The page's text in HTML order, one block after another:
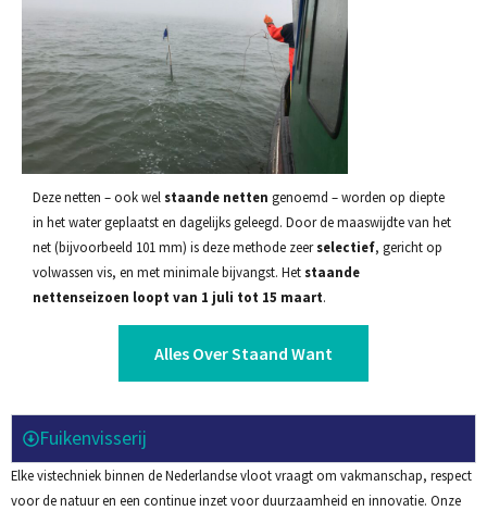
Deze netten – ook wel staande netten genoemd – worden op diepte
in het water geplaatst en dagelijks geleegd. Door de maaswijdte van het
net (bijvoorbeeld 101 mm) is deze methode zeerselectief, gericht op
volwassen vis, en met minimale bijvangst. Het staande
nettenseizoen loopt van 1 juli tot 15 maart.
Alles Over Staand Want
Fuikenvisserij
Elke vistechniek binnen de Nederlandse vloot vraagt om vakmanschap, respect
voor de natuur en een continue inzet voor duurzaamheid en innovatie. Onze